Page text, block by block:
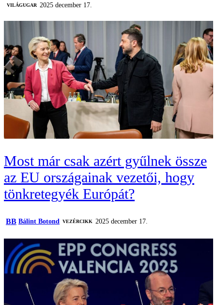
VILÁGUGAR 2025 december 17.
Most már csak azért gyűlnek össze
az EU országainak vezetői, hogy
tönkretegyék Európát?
BB Bálint Botond VEZÉRCIKK 2025 december 17.